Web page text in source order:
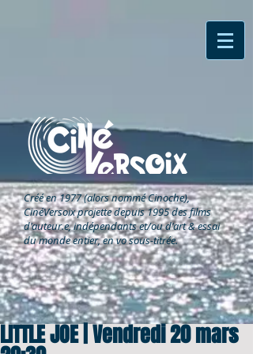
Créé en 1977 (alors nommé Cinoche),
CinéVersoixprojette depuis 1995 des films
d'auteur.e, indépendants et/ou d'art & essai
du monde entier, en vo sous-titrée.
LITTLE JOE | Vendredi 20 mars